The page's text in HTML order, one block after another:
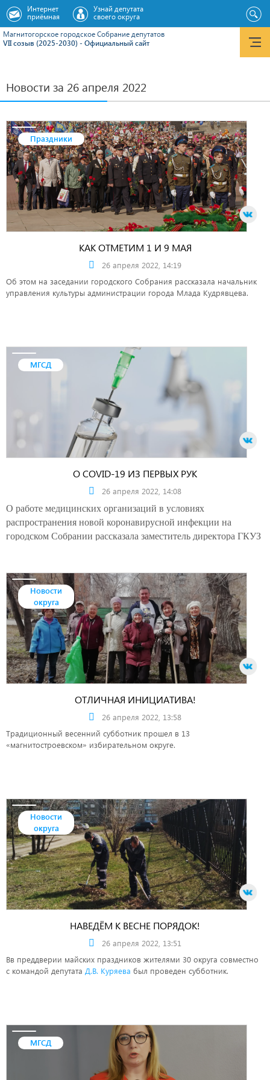
Магнитогорское городское Cобрание депутатов
VII созыв (2025-2030) - Официальный сайт
Интернет
приёмная
Узнай депутата
своего округа
Новости за 26 апреля 2022
Праздники
КАК ОТМЕТИМ 1 И 9 МАЯ
26 апреля 2022, 14:19
Об этом на заседании городского Собрания рассказала начальник
управления культуры администрации города Млада Кудрявцева.
МГСД
О COVID-19 ИЗ ПЕРВЫХ РУК
26 апреля 2022, 14:08
О работе медицинских организаций в условиях
распространения новой коронавирусной инфекции на
городском Собрании рассказала заместитель директора ГКУЗ
Новости
округа
ОТЛИЧНАЯ ИНИЦИАТИВА!
26 апреля 2022, 13:58
Традиционный весенний субботник прошел в 13
«магнитостроевском» избирательном округе.
Новости
округа
НАВЕДЁМ К ВЕСНЕ ПОРЯДОК!
26 апреля 2022, 13:51
Вв преддверии майских праздников жителями 30 округа совместно
с командой депутата Д.В. Куряева был проведен субботник.
МГСД